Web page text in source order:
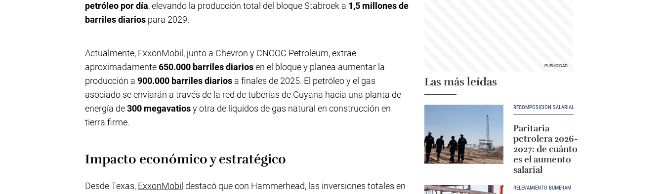
petróleo por día, elevando la producción total del bloque Stabroek a 1,5 millones de
barriles diarios para 2029.
Actualmente, ExxonMobil, junto a Chevron y CNOOC Petroleum, extrae
aproximadamente650.000 barriles diariosen el bloque y planea aumentar la
producción a 900.000 barriles diarios a finales de 2025. El petróleo y el gas
asociado se enviarán a través de la red de tuberías de Guyana hacia una planta de
energía de300 megavatiosy otra de líquidos de gas natural en construcción en
tierra firme.
Impacto económico y estratégico
Desde Texas, ExxonMobil destacó que con Hammerhead, las inversiones totales en
Las más leídas
RECOMPOSICIÓN SALARIAL
Paritaria
petrolera 2026-
2027: de cuánto
es el aumento
salarial
RELEVAMIENTO BUMERAM